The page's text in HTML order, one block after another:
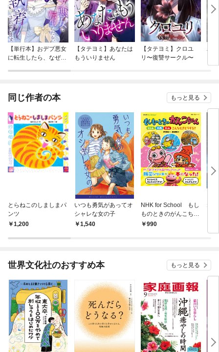
【単行本】おデブ悪女
に転生したら、なぜか
【タテヨミ】あなたは
もういりません
【タテヨミ】クロユ
リ〜復讐サークル〜
バ
今
同じ作者の本 もっと見る
とらねこのしましまパ
ンツ
1,200
いつも勇気があってオ
シャレな女の子
1,540
NHK for School もし
ものときのがんこちゃ
ん じしん・大雨・火
990
ね
世界文化社のおすすめ本 もっと見る